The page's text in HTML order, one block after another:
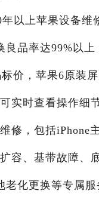
上苹果设备维
品率达99%以上
，苹果6原装屏
实时查看操作细节
修，包括iPhone
容、基带故障、
化更换等专属服